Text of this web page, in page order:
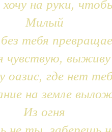
Милый
тебя
чувствую, выживу
оазис, где нет
на земле
Из огня